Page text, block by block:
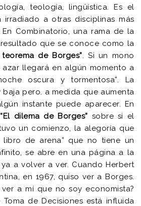
teología, lingüística. Es el
irradiado a otras disciplinas más
Combinatorio, una rama de la
que se conoce como la
teorema de Borges” . Si un mono
llegará en algún momento a
oscura y tormentosa”. La
pero. a medida que aumenta
instante puede aparecer. En
“El dilema de Borges” sobre si el
un comienzo, la alegoría que
libro de arena” que no tiene un
se abre en una página a la
a volver a ver. Cuando Herbert
en 1967, quiso ver a Borges.
a mí que no soy economista?
de Decisiones está influida